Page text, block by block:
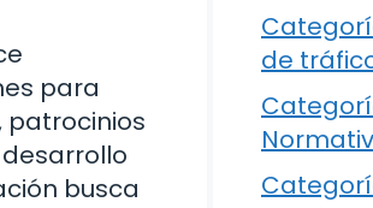
para
patrocinios
busca
de